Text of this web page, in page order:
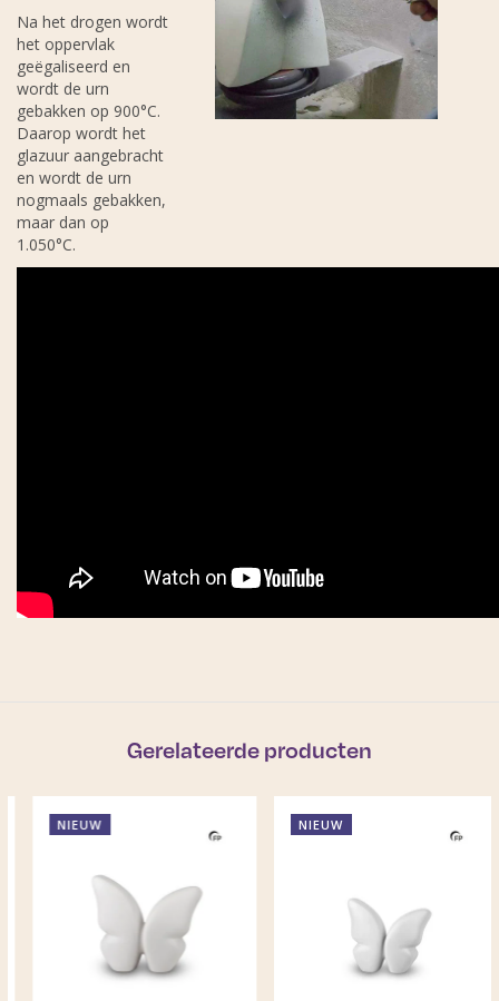
Na het drogen wordt
het oppervlak
geëgaliseerd en
wordt de urn
gebakken op 900°C.
Daarop wordt het
glazuur aangebracht
en wordt de urn
nogmaals gebakken,
maar dan op
1.050°C.
Gerelateerde producten
NIEUW NIEUW